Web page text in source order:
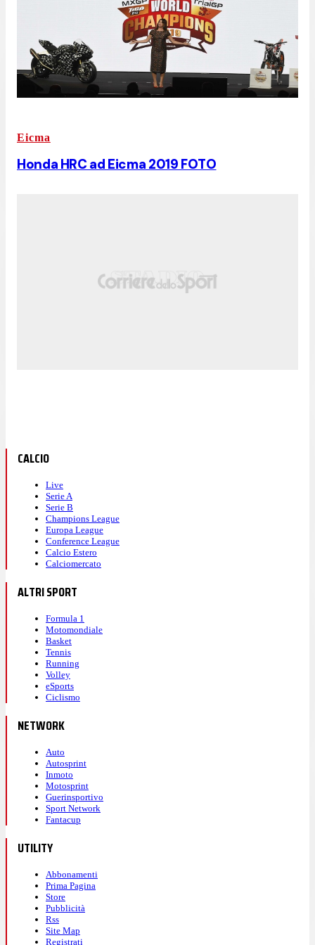
Eicma
Honda HRC ad Eicma 2019 FOTO
CALCIO
Live
Serie A
Serie B
Champions League
Europa League
Conference League
Calcio Estero
Calciomercato
ALTRI SPORT
Formula 1
Motomondiale
Basket
Tennis
Running
Volley
eSports
Ciclismo
NETWORK
Auto
Autosprint
Inmoto
Motosprint
Guerinsportivo
Sport Network
Fantacup
UTILITY
Abbonamenti
Prima Pagina
Store
Pubblicità
Rss
Site Map
Registrati